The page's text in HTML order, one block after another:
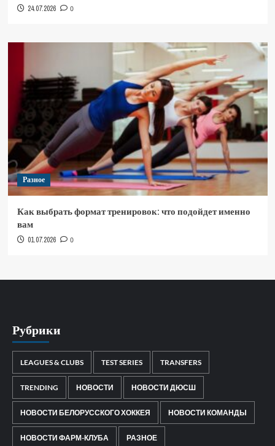
24.07.2026 0
Разное
Как выбрать формат тренировок: что подойдет именно
вам
01.07.2026 0
Рубрики
LEAGUES & CLUBS TEST SERIES TRANSFERS
TRENDING НОВОСТИ НОВОСТИ ДЮСШ
НОВОСТИ БЕЛОРУССКОГО ХОККЕЯ НОВОСТИ КОМАНДЫ
НОВОСТИ ФАРМ-КЛУБА РАЗНОЕ